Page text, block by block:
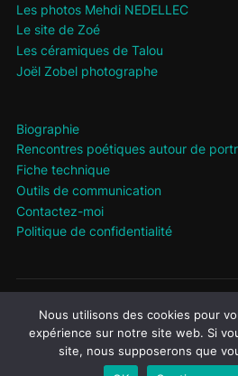
Les photos Mehdi NEDELLEC
Le site de Zoé
Les céramiques de Talou
Joël Zobel photographe
Biographie
Rencontres poétiques autour de
Fiche technique
Outils de communication
Contactez-moi
Politique de confidentialité
Politique de confidentialité
Propulsé par
Thème Inspiro
Nous utilisons des cookies pour
expérience sur notre site web. Si
site, nous supposerons que